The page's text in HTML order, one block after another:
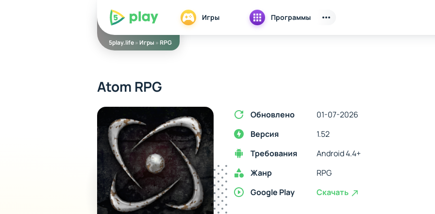
5play Игры Программы
5play.life»Игры »RPG
Atom RPG
Обновлено
01-07-2026
Версия
1.52
Требования
Android 4.4+
Жанр
RPG
Google Play
Скачать